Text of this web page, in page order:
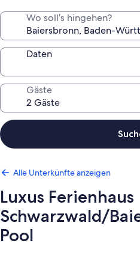
Wo soll’s hingehen?
Daten
Gäste
Alle Unterkünfte anzeigen
Luxus Ferienhaus
Schwarzwald/
Pool